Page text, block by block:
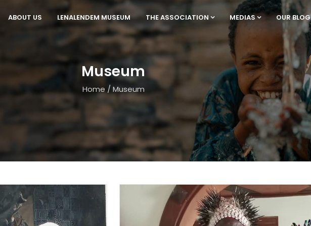
ABOUT US LENALENDEM MUSEUM THE ASSOCIATION MEDIAS OUR BLOG
Museum
Home / Museum